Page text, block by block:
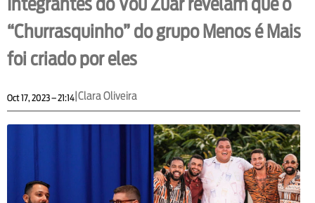
“Churrasquinho” do grupo Menos é Mais
foi criado por eles
Oct 17, 2023 – 21:14|Clara Oliveira